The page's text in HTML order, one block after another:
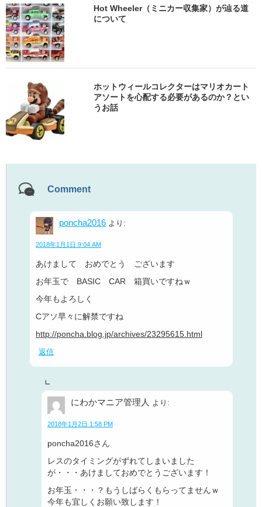
Hot Wheeler（ミニカー収集家）が辿る道
について
ホットウィールコレクターはマリオカート
アソートを心配する必要があるのか？とい
うお話
Comment
poncha2016 より:
2018年1月1日 9:04 AM
あけまして おめでとう ございます
お年玉で BASIC CAR 箱買いですねｗ
今年もよろしく
Cアソ早々に解禁ですね
http://poncha.blog.jp/archives/23295615.html
返信
にわかマニア管理人 より:
2018年1月2日 1:58 PM
poncha2016さん
レスのタイミングがずれてしまいました
が・・・あけましておめでとうございます！
お年玉・・・？もうしばらくもらってませんｗ
今年も宜しくお願い致します！